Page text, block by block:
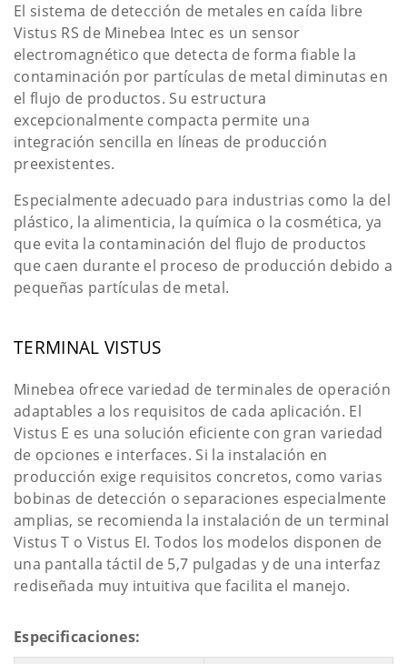
El sistema de detección de metales en caída libre
Vistus RS de Minebea Intec es un sensor
electromagnético que detecta de forma fiable la
contaminación por partículas de metal diminutas en
el flujo de productos. Su estructura
excepcionalmente compacta permite una
integración sencilla en líneas de producción
preexistentes.
Especialmente adecuado para industrias como la del
plástico, la alimenticia, la química o la cosmética, ya
que evita la contaminación del flujo de productos
que caen durante el proceso de producción debido a
pequeñas partículas de metal.
TERMINAL VISTUS
Minebea ofrece variedad de terminales de operación
adaptables a los requisitos de cada aplicación. El
Vistus E es una solución eficiente con gran variedad
de opciones e interfaces. Si la instalación en
producción exige requisitos concretos, como varias
bobinas de detección o separaciones especialmente
amplias, se recomienda la instalación de un terminal
Vistus T o Vistus EI. Todos los modelos disponen de
una pantalla táctil de 5,7 pulgadas y de una interfaz
rediseñada muy intuitiva que facilita el manejo.
Especificaciones: